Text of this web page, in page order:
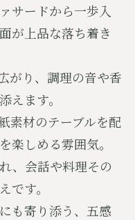
サードから一歩入
が上品な落ち着き
がり、調理の音や香
えます。
素材のテーブルを配
楽しめる雰囲気。
、会話や料理その
です。
も寄り添う、五感